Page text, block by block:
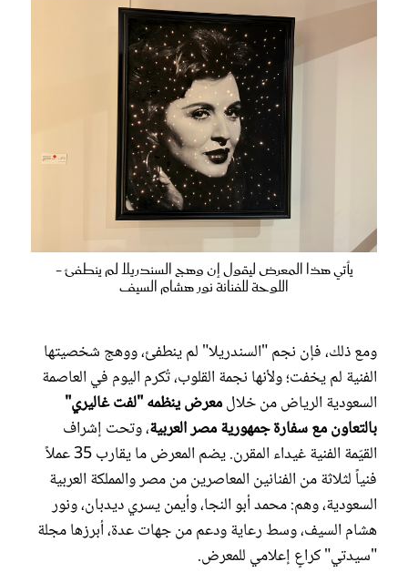
يأتي هذا المعرض ليقول إن وهج السندريلا لم ينطفئ -
اللوحة للفنانة نور هشام السيف
​ومع ذلك، فإن نجم "السندريلا" لم ينطفئ، ووهج شخصيتها
الفنية لم يخفت؛ ولأنها نجمة القلوب، تُكرم اليوم في العاصمة
السعودية الرياض من خلالمعرض ينظمه "لفت غاليري"
بالتعاون مع سفارة جمهورية مصر العربية، وتحت إشراف
القيّمة الفنية غيداء المقرن. يضم المعرض ما يقارب 35 عملاً
فنياً لثلاثة من الفنانين المعاصرين من مصر والمملكة العربية
السعودية، وهم: محمد أبو النجا، وأيمن يسري ديدبان، ونور
هشام السيف، وسط رعاية ودعم من جهات عدة، أبرزها مجلة
"سيدتي" كراعٍ إعلامي للمعرض.